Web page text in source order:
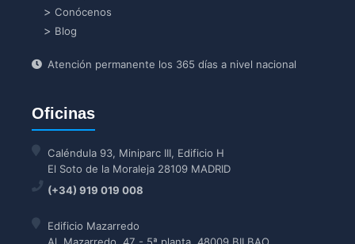
Conócenos
Blog
Atención permanente los 365 días a nivel nacional
Oficinas
Caléndula 93, Miniparc III, Edificio H
El Soto de la Moraleja 28109 MADRID
(+34) 919 019 008
Edificio Mazarredo